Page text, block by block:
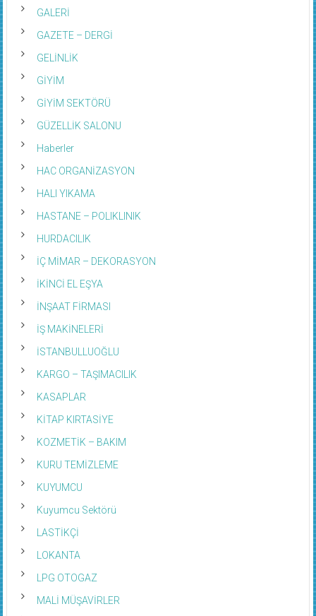
GALERİ
GAZETE – DERGİ
GELİNLİK
GİYİM
GİYİM SEKTÖRÜ
GÜZELLİK SALONU
Haberler
HAC ORGANİZASYON
HALI YIKAMA
HASTANE – POLIKLINIK
HURDACILIK
İÇ MİMAR – DEKORASYON
İKİNCİ EL EŞYA
İNŞAAT FİRMASI
İŞ MAKİNELERİ
İSTANBULLUOĞLU
KARGO – TAŞIMACILIK
KASAPLAR
KİTAP KIRTASİYE
KOZMETİK – BAKIM
KURU TEMİZLEME
KUYUMCU
Kuyumcu Sektörü
LASTİKÇİ
LOKANTA
LPG OTOGAZ
MALİ MÜŞAVİRLER